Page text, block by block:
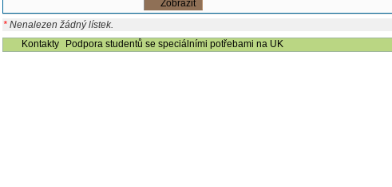
* Nenalezen žádný lístek.
Kontakty
Podpora studentů se speciálními potřebami na UK